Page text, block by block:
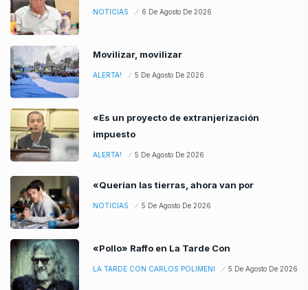
NOTICIAS 6 De Agosto De 2026
Movilizar, movilizar
ALERTA! 5 De Agosto De 2026
«Es un proyecto de extranjerización
impuesto
ALERTA! 5 De Agosto De 2026
«Querían las tierras, ahora van por
NOTICIAS 5 De Agosto De 2026
«Pollo» Raffo en La Tarde Con
LA TARDE CON CARLOS POLIMENI 5 De Agosto De 2026